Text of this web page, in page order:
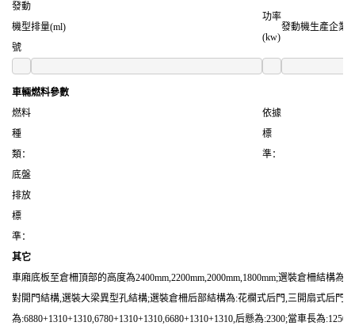
發動
機型
號
排量(ml)
功率
(kw)
發動機生產企業
車輛燃料參數
燃料
種
類：
依據
標
準：
底盤
排放
標
準：
其它
車廂底板至倉柵頂部的高度為2400mm,2200mm,2000mm,1800mm;選裝倉柵結構
對開門結構,選裝大梁異型孔結構;選裝倉柵后部結構為:花欄式后門,三開扇式后門,
為:6880+1310+1310,6780+1310+1310,6680+1310+1310,后懸為:2300;當車長為